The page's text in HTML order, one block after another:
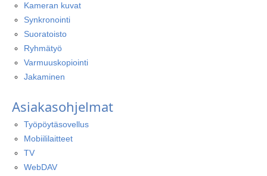
Kameran kuvat
Synkronointi
Suoratoisto
Ryhmätyö
Varmuuskopiointi
Jakaminen
Asiakasohjelmat
Työpöytäsovellus
Mobiililaitteet
TV
WebDAV